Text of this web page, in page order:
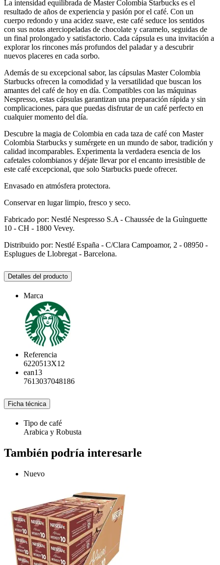
La intensidad equilibrada de Master Colombia Starbucks es el
resultado de años de experiencia y pasión por el café. Con un
cuerpo redondo y una acidez suave, este café seduce los sentidos
con sus notas aterciopeladas de chocolate y caramelo, seguidas de
un final prolongado y satisfactorio. Cada cápsula es una invitación a
explorar los rincones más profundos del paladar y a descubrir
nuevos placeres en cada sorbo.
Además de su excepcional sabor, las cápsulas Master Colombia
Starbucks ofrecen la comodidad y la versatilidad que buscan los
amantes del café de hoy en día. Compatibles con las máquinas
Nespresso, estas cápsulas garantizan una preparación rápida y sin
complicaciones, para que puedas disfrutar de un café perfecto en
cualquier momento del día.
Descubre la magia de Colombia en cada taza de café con Master
Colombia Starbucks y sumérgete en un mundo de sabor, tradición y
calidad incomparables. Experimenta la verdadera esencia de los
cafetales colombianos y déjate llevar por el encanto irresistible de
este café excepcional, que solo Starbucks puede ofrecer.
Envasado en atmósfera protectora.
Conservar en lugar limpio, fresco y seco.
Fabricado por: Nestlé Nespresso S.A - Chaussée de la Guìnguette
10 - CH - 1800 Vevey.
Distribuido por: Nestlé España - C/Clara Campoamor, 2 - 08950 -
Esplugues de Llobregat - Barcelona.
Detalles del producto
Marca
Referencia
6220513X12
ean13
7613037048186
Ficha técnica
Tipo de café
Arabica y Robusta
También podría interesarle
Nuevo